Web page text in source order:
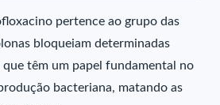
pertence ao grupo das
bloqueiam determinadas
que têm um papel fundamental no
bacteriana, matando as